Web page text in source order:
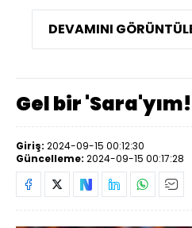
DEVAMINI
Gel bir 'Sara'yım!
Giriş: 2024-09-15 00:12:30
Güncelleme: 2024-09-15 00:17:28